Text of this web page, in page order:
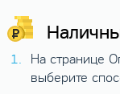
На странице
выберите